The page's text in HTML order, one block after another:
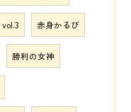
vol.3 赤身かるび
勝利の女神